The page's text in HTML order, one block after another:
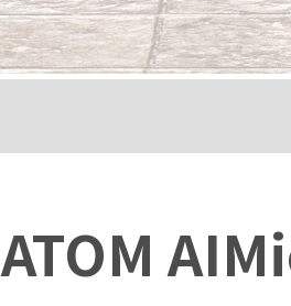
ATOM